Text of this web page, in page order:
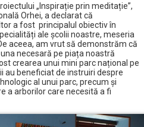
„Inspirație prin meditație”,
Orhei, a declarat că
a fost principalul obiectiv în
ale școlii noastre, meseria
aceea, am vrut să demonstrăm că
necesară pe piața noastră
crearea unui mini parc național pe
au beneficiat de instruiri despre
al unui parc, precum și
a arborilor care necesită a fi